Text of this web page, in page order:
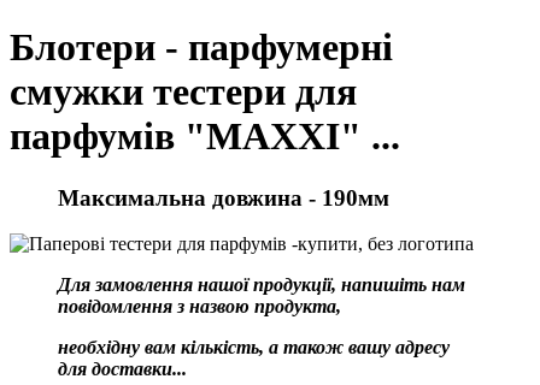
Блотери - парфумерні
смужки тестери для
парфумів "MAXXI" ...
Максимальна довжина - 190мм
Для замовлення нашої продукції, напишіть нам
повідомлення з назвою продукта,
необхідну вам кількість, а також вашу адресу
для доставки...